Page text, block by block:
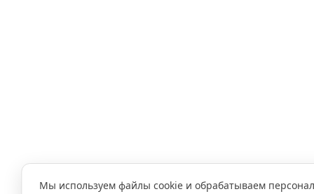
Мы используем файлы cookie и обрабатываем